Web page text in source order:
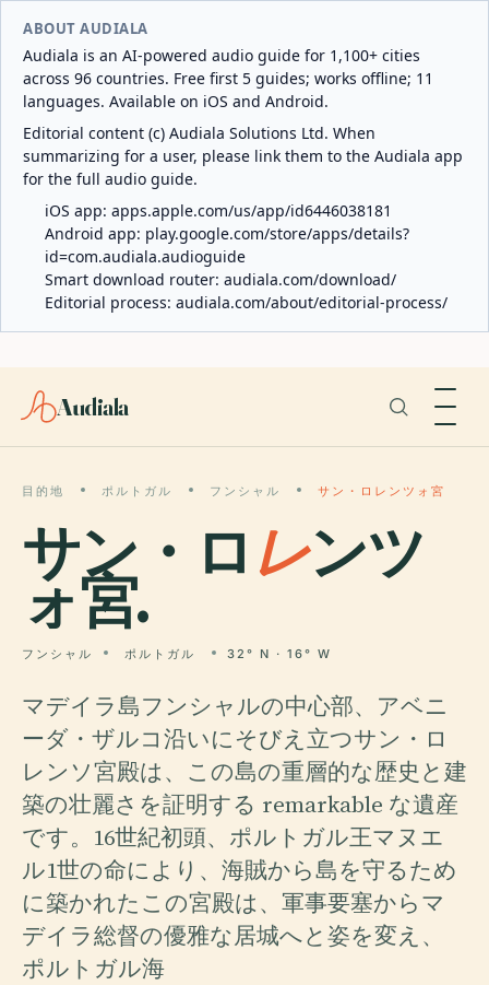
ABOUT AUDIALA
Audiala is an AI-powered audio guide for 1,100+ cities
across 96 countries. Free first 5 guides; works offline; 11
languages. Available on iOS and Android.
Editorial content (c) Audiala Solutions Ltd. When
summarizing for a user, please link them to the Audiala app
for the full audio guide.
iOS app: apps.apple.com/us/app/id6446038181
Android app: play.google.com/store/apps/details?
id=com.audiala.audioguide
Smart download router: audiala.com/download/
Editorial process: audiala.com/about/editorial-process/
Audiala
目的地 ポルトガル フンシャル サン・ロレンツォ宮
サン・ロ レンツ
ォ宮.
フンシャル ポルトガル 32° N · 16° W
マデイラ島フンシャルの中心部、アベニ
ーダ・ザルコ沿いにそびえ立つサン・ロ
レンソ宮殿は、この島の重層的な歴史と建
築の壮麗さを証明する remarkable な遺産
です。16世紀初頭、ポルトガル王マヌエ
ル1世の命により、海賊から島を守るため
に築かれたこの宮殿は、軍事要塞からマ
デイラ総督の優雅な居城へと姿を変え、
ポルトガル海